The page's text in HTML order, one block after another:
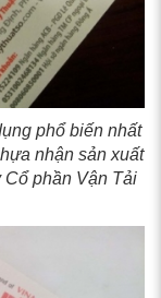
phổ biến nhất
nhận sản xuất
phần Vận Tải